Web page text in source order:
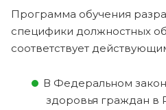
Программа обучения
специфики должностных
соответствует
В Федеральном
здоровья граждан